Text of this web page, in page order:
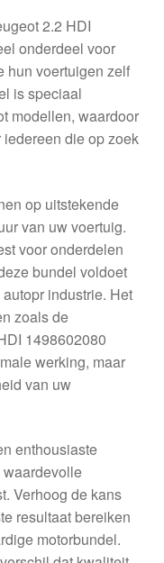
2.2 HDI
onderdeel voor
hun voertuigen zelf
is speciaal
modellen, waardoor
die op zoek
op uitstekende
van uw voertuig.
voor onderdelen
bundel voldoet
industrie. Het
zoals de
1498602080
werking, maar
van uw
enthousiaste
Verhoog de kans
resultaat bereiken
motorbundel.